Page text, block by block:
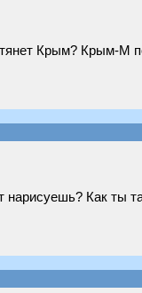
Крым? Крым-М
Как ты